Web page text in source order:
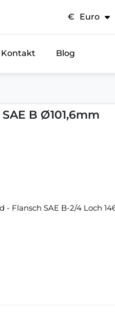
€ Euro
Kontakt Blog
B Ø101,6mm
SAE B-2/4 Loch